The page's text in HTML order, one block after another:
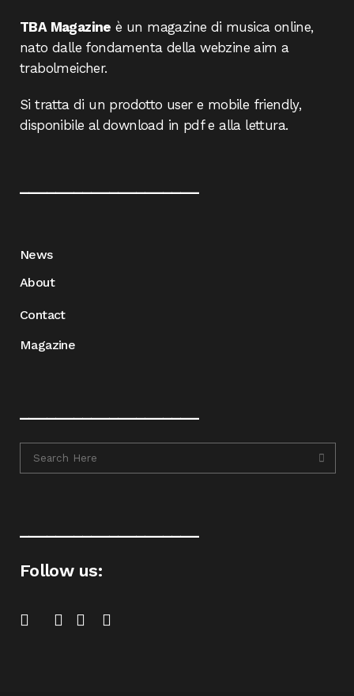
TBA Magazine è un magazine di musica online,
nato dalle fondamenta della webzine aim a
trabolmeicher.
Si tratta di un prodotto user e mobile friendly,
disponibile al download in pdf e alla lettura.
News
About
Contact
Magazine
Follow us: